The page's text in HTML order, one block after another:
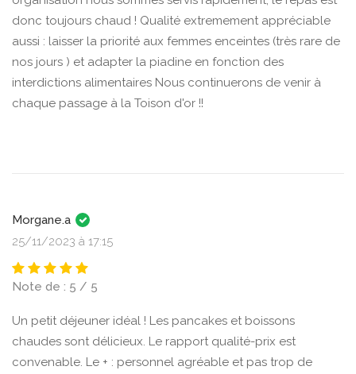
donc toujours chaud ! Qualité extremement appréciable
aussi : laisser la priorité aux femmes enceintes (très rare de
nos jours ) et adapter la piadine en fonction des
interdictions alimentaires Nous continuerons de venir à
chaque passage à la Toison d'or !!
Morgane.a
25/11/2023 à 17:15
Note de : 5 / 5
Un petit déjeuner idéal ! Les pancakes et boissons
chaudes sont délicieux. Le rapport qualité-prix est
convenable. Le + : personnel agréable et pas trop de